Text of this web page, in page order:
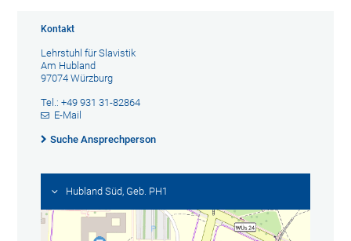
Kontakt
Lehrstuhl für Slavistik
Am Hubland
97074 Würzburg
Tel.: +49 931 31-82864
E-Mail
Suche Ansprechperson
Hubland Süd, Geb. PH1